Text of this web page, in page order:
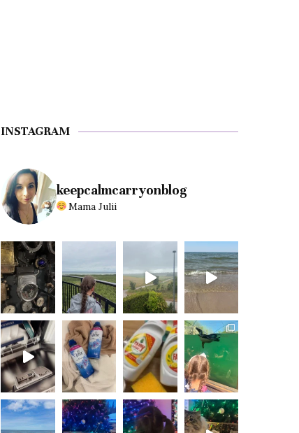
INSTAGRAM
keepcalmcarryonblog
Mama Julii